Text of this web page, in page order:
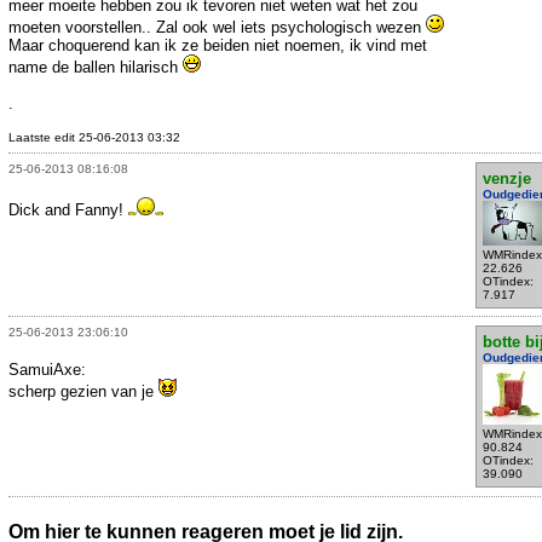
meer moeite hebben zou ik tevoren niet weten wat het zou
moeten voorstellen.. Zal ook wel iets psychologisch wezen
Maar choquerend kan ik ze beiden niet noemen, ik vind met
name de ballen hilarisch
.
Laatste edit 25-06-2013 03:32
25-06-2013 08:16:08
venzje
22.626
OTindex:
7.917
Dick and Fanny!
25-06-2013 23:06:10
botte
90.824
OTindex:
39.090
SamuiAxe:
scherp gezien van je
Om hier te kunnen reageren moet je lid zijn.